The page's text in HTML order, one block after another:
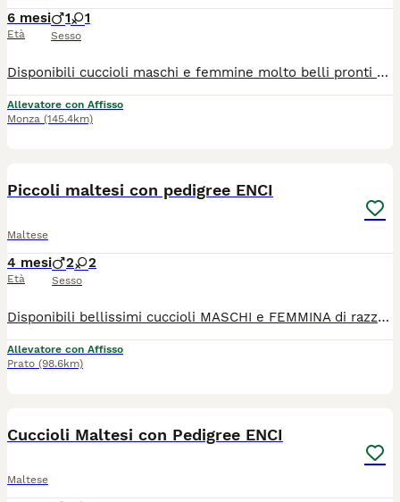
6 mesi
Età
1 1
Sesso
Disponibili cuccioli maschi e femmine molto belli pronti alla consegna alla nuova famiglia. I cuccioli che noi proponiamo sono tutti nati rigorosamente presso il nostro allevamento riconosciuto ENCI e FCI di cui sono visibili i genitori. I cani vengono consegnati dopo i 3 mesi di età con: ✔️ Pedigree ENCI e documentazione sanitaria completa ✔️Microchip inserito, quindi già iscritto all'anagrafe canina ✔️ Ciclo di vaccinazioni completo ✔️ Sverminazione ✔️ Libretto sanitario ✔️ Abituati a fare i bisogni sulla traversina assorbente ✔️Mangiano crocchette secche 📍 Vieni a conoscerci: Allevamento della Famiglia Contarini Solarolo (RA) – Emilia Romagna 📞 Contattaci per maggiori informazioni, prezzi e per fissare una visita Visite tutti i giorni previo appuntamento 📱3386303108 (Se il numero non è visibile, clicca in alto a destra su “Mostra numero”) 🌐 www.canimaltesi.it 📸 Instagram: @allevamentofamigliacontarini
Allevatore con Affisso
Monza (145.4km)
Piccoli maltesi con pedigree ENCI
Maltese
4 mesi
Età
2 2
Sesso
Disponibili bellissimi cuccioli MASCHI e FEMMINA di razza Maltese. I nostri cuccioli sono nati presso il nostro allevamento riconosciuto ENCI e FCI in ambiente sano e curato. In allevamento dove potrete anche vedere e conoscere i genitori. Ogni cucciolo viene consegnato dai 3 mesi di età con: ✔️ Pedigree ENCI (fondamentale per certificare la razza, l'allevatore e garantire che non siano consanguinei) ✔️Microchip inserito, quindi già iscritto all'anagrafe canina ✔️Vaccinazioni complete ✔️Sverminazione effettuata ✔️ Libretto sanitario ✔️Abituati a fare i bisogni sulla traversina assorbente ✔️ Mangiano crocchette secche 📍 Vieni a conoscerci 👉 Noi siamo l’Allevamento della Famiglia Contarini e ci troviamo a Solarolo in Emilia Romagna... molto vicino a Imola! 🏡 Visite in allevamento tutti i giorni PREVIO APPUNTAMENTO TELEFONICO! 🚚 CONSEGNE in tutta Italia. 💳 Possibilità di pagamento a rate. Contattaci per maggiori informazioni! 📞 TEL. 3 3 8 6 3 0 3 1 0 8 (Se il numero non è visibile, clicca in alto a destra su “Mostra numero”) 🌐 SITO www.canimaltesi.it 📸 INSTAGRAM: @allevamentofamigliacontarini
Allevatore con Affisso
Prato (98.6km)
Cuccioli Maltesi con Pedigree ENCI
Maltese